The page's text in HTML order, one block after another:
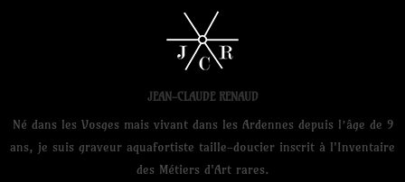
JEAN-CLAUDE RENAUD
Né dans les Vosges mais vivant dans les Ardennes depuis l’âge de 9
ans, je suis graveur aquafortiste taille-doucier inscrit à l'Inventaire
des Métiers d'Art rares.